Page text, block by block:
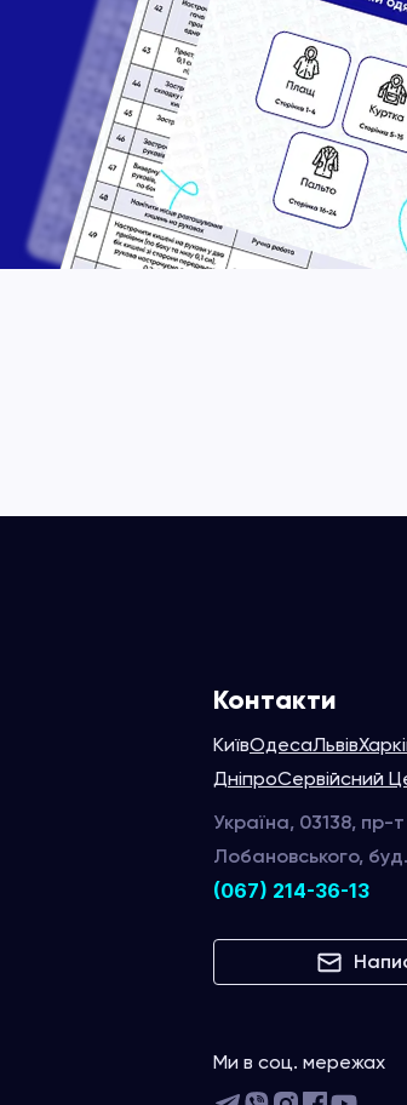
Контакти
КиївОдесаЛьвів
ДніпроСервійсний
Україна, 03138, пр-
Лобановського,
(067) 214-36-13
Ми в соц. мережах